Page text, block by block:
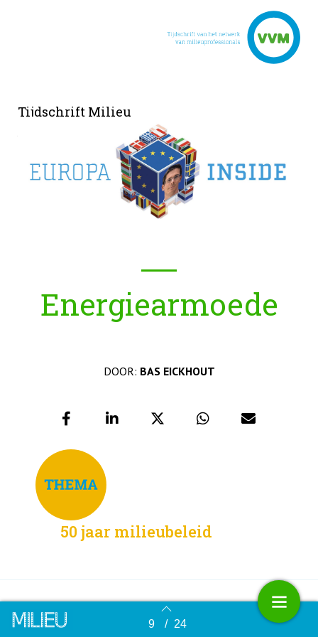
Terug naar overzicht 9 / 24
Tijdschrift Milieu
Energiearmoede
DOOR: BAS EICKHOUT
50 jaar milieubeleid
In 1990 besloot de voorloper van de EU, de